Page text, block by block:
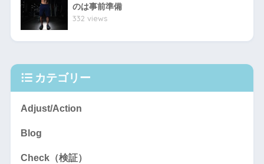
のは事前準備
332 views
カテゴリー
Adjust/Action
Blog
Check（検証）